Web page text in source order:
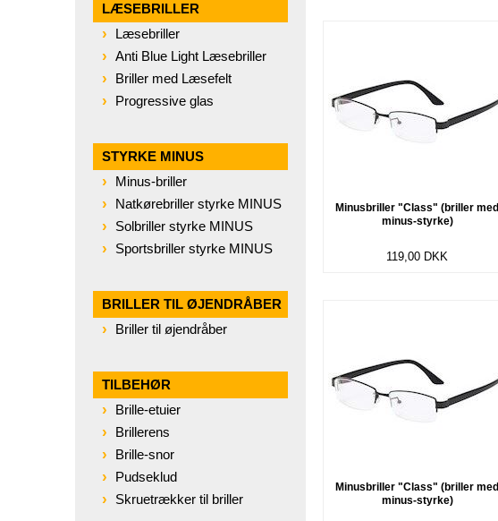
LÆSEBRILLER
Læsebriller
Anti Blue Light Læsebriller
Briller med Læsefelt
Progressive glas
STYRKE MINUS
Minus-briller
Natkørebriller styrke MINUS
Solbriller styrke MINUS
Sportsbriller styrke MINUS
BRILLER TIL ØJENDRÅBER
Briller til øjendråber
TILBEHØR
Brille-etuier
Brillerens
Brille-snor
Pudseklud
Skruetrækker til briller
Minusbriller "Class" (briller med
minus-styrke)
119,00 DKK
Minusbriller "Class" (briller med
minus-styrke)